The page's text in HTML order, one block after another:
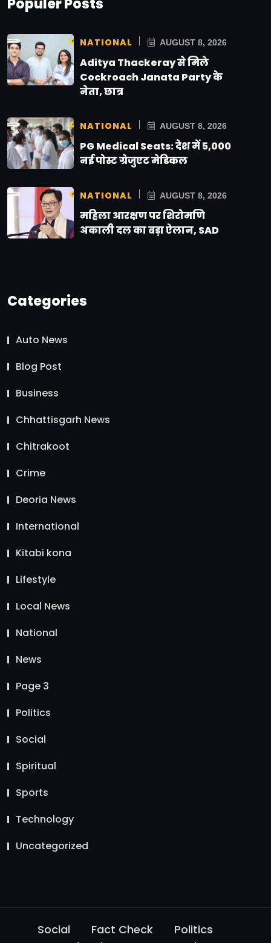
Populer Posts
NATIONAL AUGUST 8, 2026
Aditya Thackeray से मिले
Cockroach Janata Party के
नेता, छात्र
NATIONAL AUGUST 8, 2026
PG Medical Seats: देश में 5,000
नई पोस्ट ग्रेजुएट मेडिकल
NATIONAL AUGUST 8, 2026
महिला आरक्षण पर शिरोमणि
अकाली दल का बड़ा ऐलान, SAD
Categories
Auto News
Blog Post
Business
Chhattisgarh News
Chitrakoot
Crime
Deoria News
International
Kitabi kona
Lifestyle
Local News
National
News
Page 3
Politics
Social
Spiritual
Sports
Technology
Uncategorized
Social Fact Check
Politics